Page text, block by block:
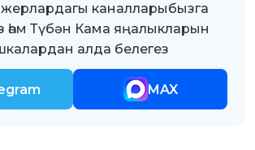
каналларыбызга
һәм Түбән Кама яңалыкларын
алда белегез
MAX